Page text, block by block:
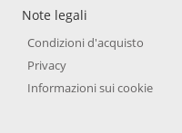
Note legali
Condizioni d'acquisto
Privacy
Informazioni sui cookie